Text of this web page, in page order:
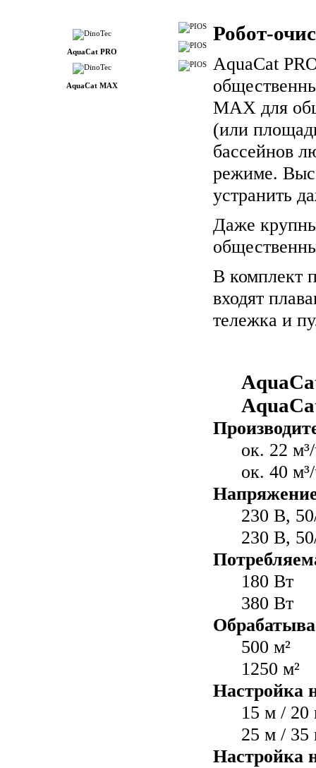
AquaCat PRO
AquaCat MAX
Робот-
AquaCat
MAX для
(или
бассейнов
режиме.
устранить
Даже
В комплект
входят
тележка и
ок. 22
ок. 40
230 В,
230 В,
180 Вт
380 Вт
500 м²
1250 м²
Настройка
15 м /
25 м / 35
Настройка